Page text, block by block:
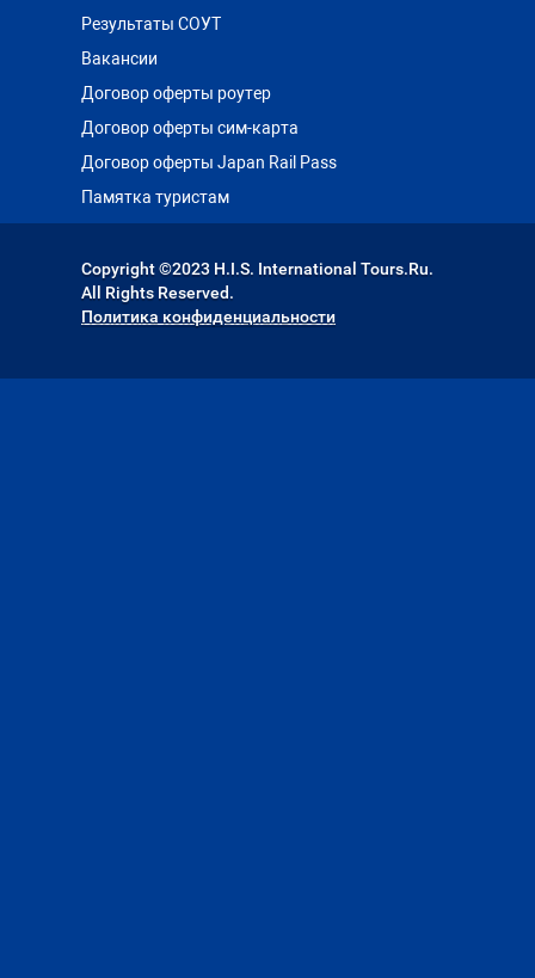
Результаты СОУТ
Вакансии
Договор оферты роутер
Договор оферты сим-карта
Договор оферты Japan Rail Pass
Памятка туристам
Copyright ©2023 H.I.S. International Tours.Ru.
All Rights Reserved.
Политика конфиденциальности